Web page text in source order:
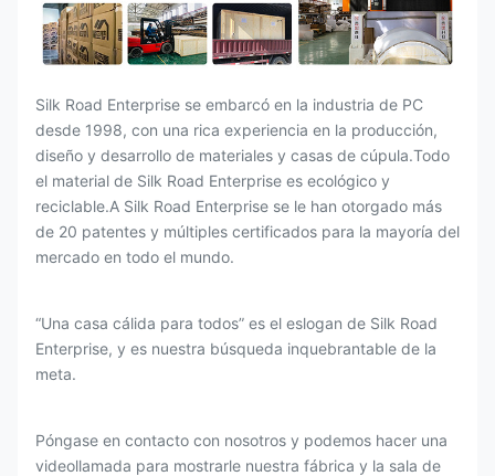
Silk Road Enterprise se embarcó en la industria de PC
desde 1998, con una rica experiencia en la producción,
diseño y desarrollo de materiales y casas de cúpula.Todo
el material de Silk Road Enterprise es ecológico y
reciclable.A Silk Road Enterprise se le han otorgado más
de 20 patentes y múltiples certificados para la mayoría del
mercado en todo el mundo.
“Una casa cálida para todos” es el eslogan de Silk Road
Enterprise, y es nuestra búsqueda inquebrantable de la
meta.
Póngase en contacto con nosotros y podemos hacer una
videollamada para mostrarle nuestra fábrica y la sala de